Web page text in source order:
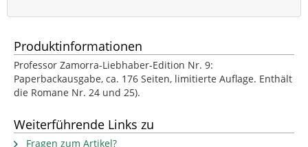
Produktinformationen
Professor Zamorra-Liebhaber-Edition Nr. 9:
Paperbackausgabe, ca. 176 Seiten, limitierte Auflage. Enthält
die Romane Nr. 24 und 25).
Weiterführende Links zu
Fragen zum Artikel?